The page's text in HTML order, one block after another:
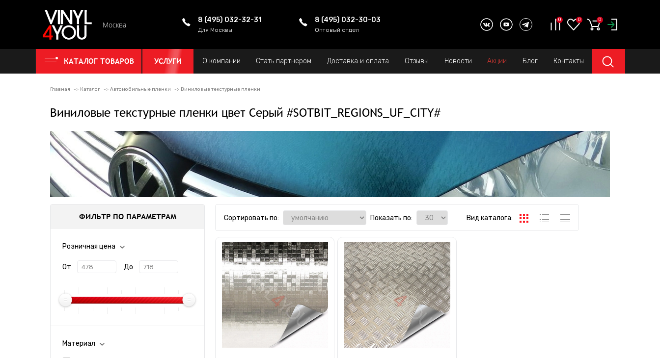
Москва
8 (495) 032-32-31
Для Москвы
8 (495) 032-30-03
Оптовый отдел
0 0 0
КАТАЛОГ ТОВАРОВ УСЛУГИ О компании Стать партнером Доставка и оплата Отзывы Новости Акции Блог Контакты
Главная Каталог Автомобильные пленки Виниловые текстурные пленки
Виниловые текстурные пленки цвет Серый #SOTBIT_REGIONS_UF_CITY#
ФИЛЬТР ПО ПАРАМЕТРАМ
Розничная цена
От До
Материал
Сортировать по: Показать по: Вид каталога: